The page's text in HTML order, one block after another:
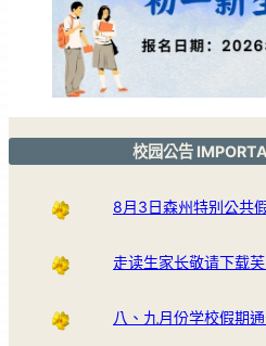
校园公告
8月3日森州特别公共
走读生家长敬请下载
八、九月份学校假期